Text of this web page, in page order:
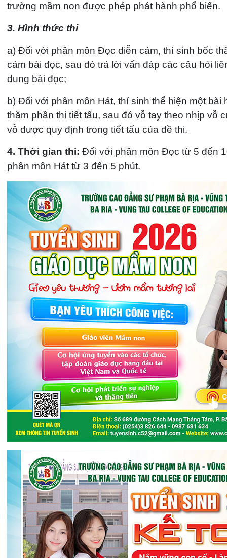
trường mầm non được phép phát hành phổ biến.
3. Hình thức thi
a) Đối với phân môn Đọc diễn cảm, thí sinh bốc
cảm bài đọc, sau đó trả lời vấn đáp các câu hỏi
dung bài đọc;
b) Đối với phân môn Hát, thí sinh thể hiện một bài
thăm phần thi tiết tấu, sau đó vỗ tay theo nhịp vỗ
vỗ được quy định trong tiết tấu của đề thi.
4. Thời gian thi: Đối với phân môn Đọc từ 5 đến
phân môn Hát từ 3 đến 5 phút.